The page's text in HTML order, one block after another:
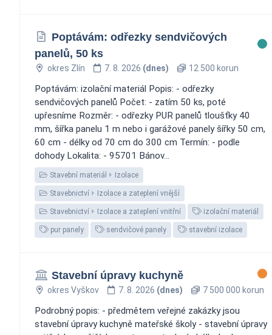
Poptávám: odřezky sendvičových
panelů, 50 ks
okres Zlín 7. 8. 2026 (dnes) 12 500 korun
Poptávám: izolační materiál Popis: - odřezky
sendvičových panelů Počet: - zatím 50 ks, poté
upřesníme Rozměr: - odřezky PUR panelů tloušťky 40
mm, šířka panelu 1 m nebo i garážové panely šířky 50 cm,
60 cm - délky od 70 cm do 300 cm Termín: - podle
dohody Lokalita: - 95701 Bánov...
Stavební materiál Izolace
Stavebnictví Izolace a zateplení vnější
Stavebnictví Izolace a zateplení vnitřní izolační materiál
pur panely sendvičové panely stavební izolace
Stavební úpravy kuchyně
okres Vyškov 7. 8. 2026 (dnes) 7 500 000 korun
Podrobný popis: - předmětem veřejné zakázky jsou
stavební úpravy kuchyně mateřské školy - stavební úpravy